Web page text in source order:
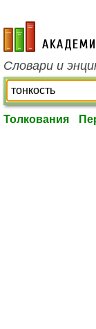
academic.ru
Словари и
Толкования